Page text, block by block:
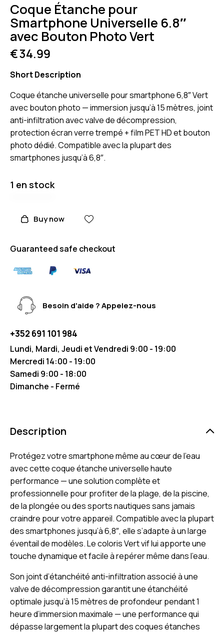
Coque Étanche pour
Smartphone Universelle 6.8″
avec Bouton Photo Vert
€34.99
Short Description
Coque étanche universelle pour smartphone 6,8″ Vert
avec bouton photo — immersion jusqu’à 15 mètres, joint
anti-infiltration avec valve de décompression,
protection écran verre trempé + film PET HD et bouton
photo dédié. Compatible avec la plupart des
smartphones jusqu’à 6,8″.
1 en stock
Buy now
Guaranteed safe checkout
Besoin d'aide ? Appelez-nous
+352 691 101 984
Lundi, Mardi, Jeudi et Vendredi 9:00 - 19:00
Mercredi 14:00 - 19:00
Samedi 9:00 - 18:00
Dimanche - Fermé
Description
Protégez votre smartphone même au cœur de l’eau
avec cette coque étanche universelle haute
performance — une solution complète et
professionnelle pour profiter de la plage, de la piscine,
de la plongée ou des sports nautiques sans jamais
craindre pour votre appareil. Compatible avec la plupart
des smartphones jusqu’à 6,8″, elle s’adapte à un large
éventail de modèles. Le coloris Vert vif lui apporte une
touche dynamique et facile à repérer même dans l’eau.
Son joint d’étanchéité anti-infiltration associé à une
valve de décompression garantit une étanchéité
optimale jusqu’à 15 mètres de profondeur pendant 1
heure d’immersion maximale — une performance qui
dépasse largement la plupart des coques étanches